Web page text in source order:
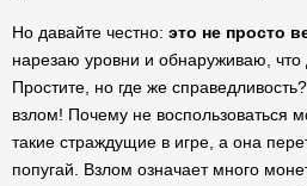
Но давайте честно: это не просто
нарезаю уровни и обнаруживаю, что
Простите, но где же
взлом! Почему не воспользоваться
такие страждущие в игре, а она
попугай. Взлом означает много